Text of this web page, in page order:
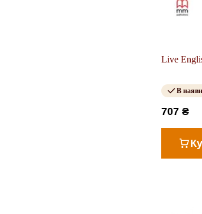
Live
В
707 ₴